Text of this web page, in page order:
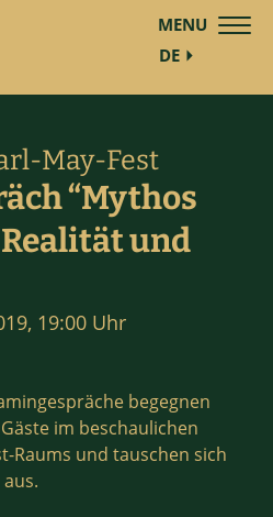
DE
MENU
May-Fest
“Mythos
und
19:00 Uhr
begegnen
im beschaulichen
Raums und tauschen sich